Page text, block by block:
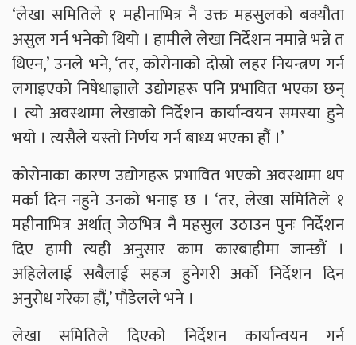
‘लेखा समितिले १ महीनाभित्र नै उक्त महसुलको बक्यौता
असुल गर्न भनेको थियो । हामीले लेखा निर्देशन नमान्ने भन्ने त
थिएन,’ उनले भने, ‘तर, कोरोनाको दोस्रो लहर नियन्त्रण गर्न
लगाइएको निषेधाज्ञाले उद्योगहरू पनि प्रभावित भएका छन्
। त्यो अवस्थामा लेखाको निर्देशन कार्यान्वयन समस्या हुने
भयो । त्यसैले यस्तो निर्णय गर्न बाध्य भएका हौं ।’
कोरोनाका कारण उद्योगहरू प्रभावित भएको अवस्थामा थप
मर्का दिन नहुने उनको भनाइ छ । ‘तर, लेखा समितिले १
महीनाभित्र अर्थात् जेठभित्र नै महसुल उठाउन पुनः निर्देशन
दिए हामी त्यही अनुसार काम कारबाहीमा जान्छाैं ।
अहिलेलाई सबैलाई सहज हुनेगरी अर्काे निर्देशन दिन
अनुरोध गरेका हौं,’ पौडेलले भने ।
लेखा समितिले दिएको निर्देशन कार्यान्वयन गर्न